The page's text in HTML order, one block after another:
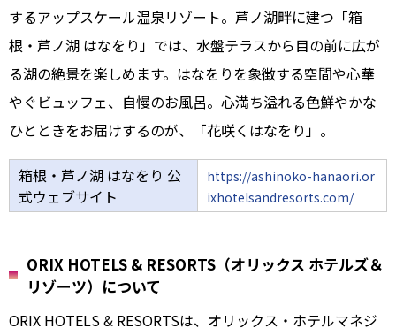
するアップスケール温泉リゾート。芦ノ湖畔に建つ「箱
根・芦ノ湖 はなをり」では、水盤テラスから目の前に広が
る湖の絶景を楽しめます。はなをりを象徴する空間や心華
やぐビュッフェ、自慢のお風呂。心満ち溢れる色鮮やかな
ひとときをお届けするのが、「花咲くはなをり」。
箱根・芦ノ湖 はなをり 公
式ウェブサイト
https://ashinoko-hanaori.or
ixhotelsandresorts.com/
ORIX HOTELS & RESORTS（オリックス ホテルズ＆
リゾーツ）について
ORIX HOTELS & RESORTSは、オリックス・ホテルマネジ